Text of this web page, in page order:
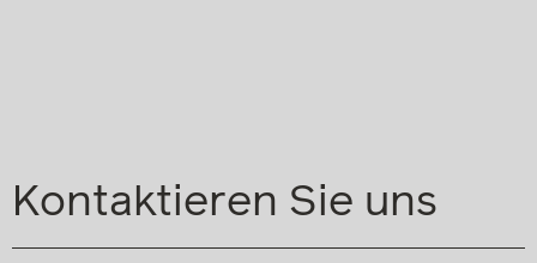
Kontaktieren Sie uns